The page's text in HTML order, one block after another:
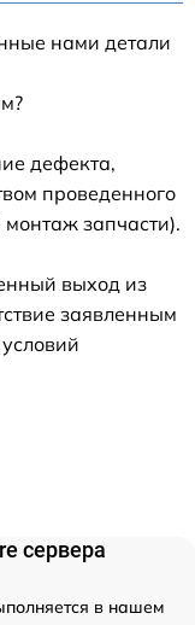
нами детали
дефекта,
проведенного
запчасти).
выход из
заявленным
сервера
в нашем